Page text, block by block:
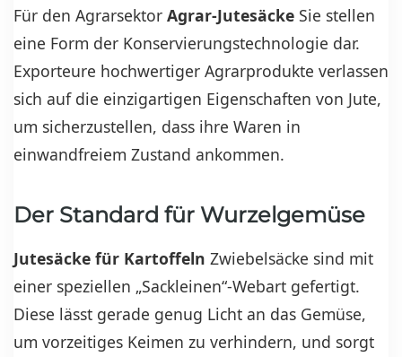
Für den Agrarsektor Agrar-Jutesäcke Sie stellen
eine Form der Konservierungstechnologie dar.
Exporteure hochwertiger Agrarprodukte verlassen
sich auf die einzigartigen Eigenschaften von Jute,
um sicherzustellen, dass ihre Waren in
einwandfreiem Zustand ankommen.
Der Standard für Wurzelgemüse
Jutesäcke für Kartoffeln Zwiebelsäcke sind mit
einer speziellen „Sackleinen“-Webart gefertigt.
Diese lässt gerade genug Licht an das Gemüse,
um vorzeitiges Keimen zu verhindern, und sorgt